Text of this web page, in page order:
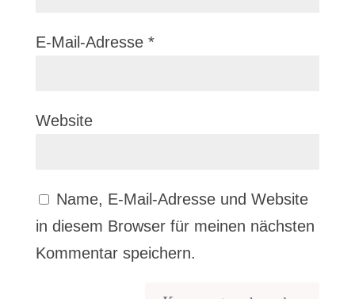
E-Mail-Adresse *
Website
Name, E-Mail-Adresse und Website
in diesem Browser für meinen nächsten
Kommentar speichern.